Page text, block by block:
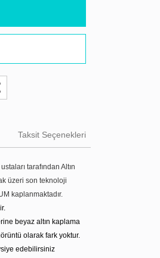
Taksit Seçenekleri
tarafından Altın
üzeri son teknoloji
kaplanmaktadır.
beyaz altın kaplama
olarak fark yoktur.
edebilirsiniz